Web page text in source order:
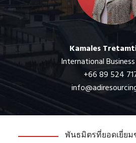
Kamales
International
+66 89 524
พันธมิตรที่ยอดเยี่ย